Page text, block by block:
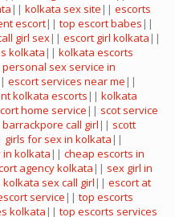
|| kolkata sex site || escorts
escort|| top escort babes ||
girl sex|| escort girl kolkata ||
kolkata || kolkata escorts
personal sex service in
escort services near me ||
kolkata escorts || kolkata
home service || scot service
barrackpore call girl || scott
girls for sex in kolkata ||
in kolkata || cheap escorts in
agency kolkata || sex girl in
kolkata sex call girl || escort at
service || top escorts
kolkata || top escorts services